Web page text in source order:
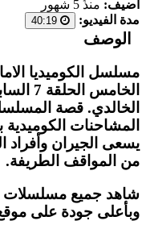
أضيف: منذُ 5 شهور
مدة الفيديو:
الوصف
مسلسل الكوميديا
الخالدي. قصة
المشاحنات الكوميدية
يسعى الجيران وأفراد
من المواقف الطريفة.
وبأعلى جودة على